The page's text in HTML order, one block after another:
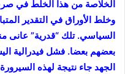
الخلاصة من هذا الخلط في
وخلط الأوراق في التقدير
السياسي. تلك “قدرية” عانى
بعضهم بعضا. فشل فيدرالية
الجهد جاء نتيجة لهذه